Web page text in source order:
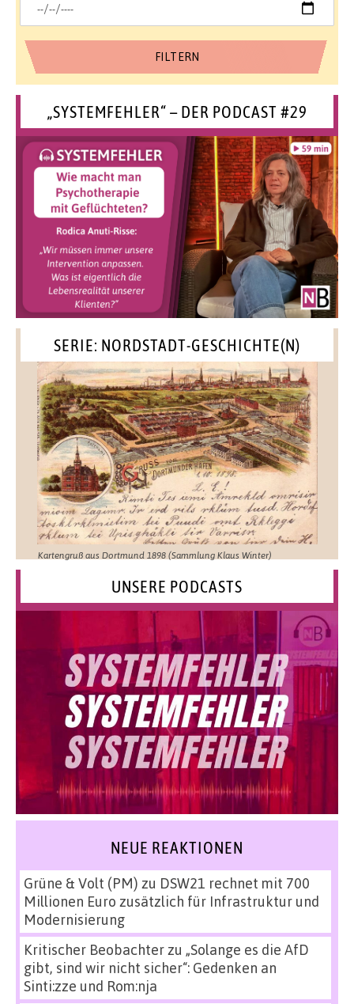
„SYSTEMFEHLER“ – DER PODCAST #29
SERIE: NORDSTADT-GESCHICHTE(N)
Kartengruß aus Dortmund 1898 (Sammlung Klaus Winter)
UNSERE PODCASTS
NEUE REAKTIONEN
Grüne & Volt (PM) zu DSW21 rechnet mit 700
Millionen Euro zusätzlich für Infrastruktur und
Modernisierung
Kritischer Beobachterzu „Solange es die AfD
gibt, sind wir nicht sicher“: Gedenken an
Sinti:zze und Rom:nja